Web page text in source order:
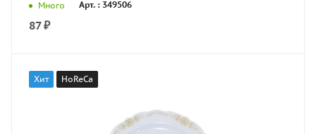
Много Арт. : 349506
87₽
Хит HoReCa